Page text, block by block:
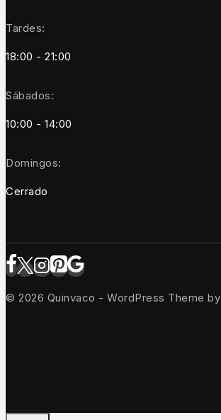
Tardes:
18:00 - 21:00
Sábados:
10:00 - 14:00
Domingos:
Cerrado
© 2026 Quinvaco - WordPress Theme by